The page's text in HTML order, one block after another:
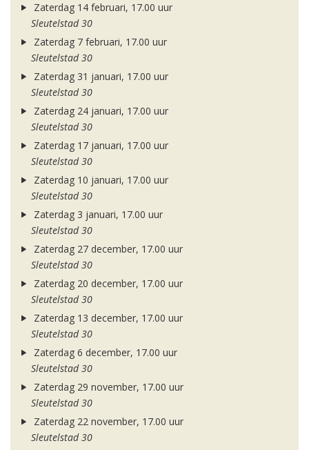
Zaterdag 14 februari, 17.00 uur
Sleutelstad 30
Zaterdag 7 februari, 17.00 uur
Sleutelstad 30
Zaterdag 31 januari, 17.00 uur
Sleutelstad 30
Zaterdag 24 januari, 17.00 uur
Sleutelstad 30
Zaterdag 17 januari, 17.00 uur
Sleutelstad 30
Zaterdag 10 januari, 17.00 uur
Sleutelstad 30
Zaterdag 3 januari, 17.00 uur
Sleutelstad 30
Zaterdag 27 december, 17.00 uur
Sleutelstad 30
Zaterdag 20 december, 17.00 uur
Sleutelstad 30
Zaterdag 13 december, 17.00 uur
Sleutelstad 30
Zaterdag 6 december, 17.00 uur
Sleutelstad 30
Zaterdag 29 november, 17.00 uur
Sleutelstad 30
Zaterdag 22 november, 17.00 uur
Sleutelstad 30